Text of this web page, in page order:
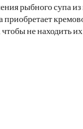
рыбного супа
приобретает
не находить